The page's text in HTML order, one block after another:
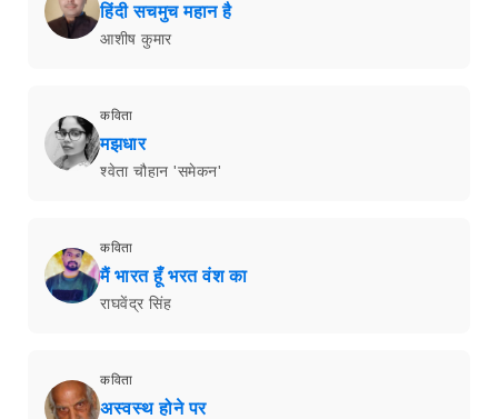
हिंदी सचमुच महान है
आशीष कुमार
कविता
मझधार
श्वेता चौहान 'समेकन'
कविता
मैं भारत हूँ भरत वंश का
राघवेंद्र सिंह
कविता
अस्वस्थ होने पर